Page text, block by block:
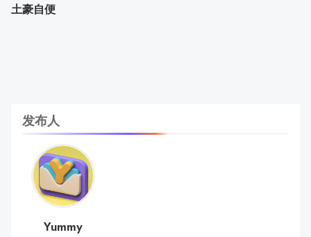
土豪自便
发布人
Yummy